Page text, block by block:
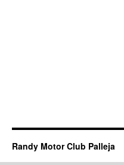
Randy Motor Club Palleja